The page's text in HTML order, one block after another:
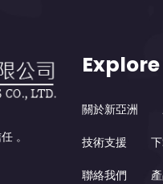
。
Explore
關於新亞洲
技術支援
聯絡我們